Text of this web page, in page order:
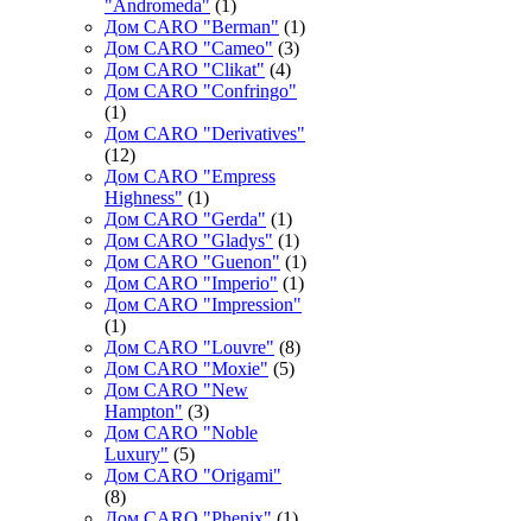
"Andromeda" (1)
Дом CARO "Berman" (1)
Дом CARO "Cameo" (3)
Дом CARO "Clikat" (4)
Дом CARO "Confringo"
(1)
Дом CARO "Derivatives"
(12)
Дом CARO "Empress
Highness" (1)
Дом CARO "Gerda" (1)
Дом CARO "Gladys" (1)
Дом CARO "Guenon" (1)
Дом CARO "Imperio" (1)
Дом CARO "Impression"
(1)
Дом CARO "Louvre" (8)
Дом CARO "Moxie" (5)
Дом CARO "New
Hampton" (3)
Дом CARO "Noble
Luxury" (5)
Дом CARO "Origami"
(8)